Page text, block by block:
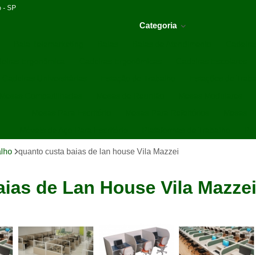
- SP
Categoria
quanto custa baias de lan house Vila Mazzei
de Lan House Vila Mazzei